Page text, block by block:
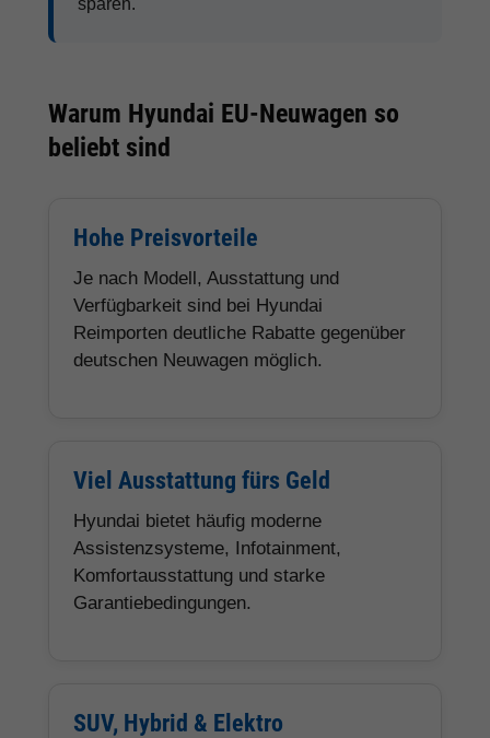
sparen.
Warum Hyundai EU-Neuwagen so
beliebt sind
Hohe Preisvorteile
Je nach Modell, Ausstattung und
Verfügbarkeit sind bei Hyundai
Reimporten deutliche Rabatte gegenüber
deutschen Neuwagen möglich.
Viel Ausstattung fürs Geld
Hyundai bietet häufig moderne
Assistenzsysteme, Infotainment,
Komfortausstattung und starke
Garantiebedingungen.
SUV, Hybrid & Elektro